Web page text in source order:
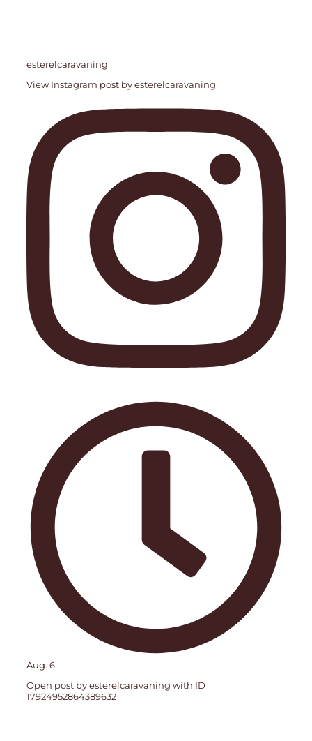
esterelcaravaning
View Instagram post by esterelcaravaning
Aug. 6
Open post by esterelcaravaning with ID
17924952864389632